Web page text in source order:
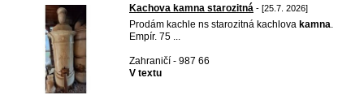
Kachova kamna starozitná - [25.7. 2026]
Prodám kachle ns starozitná kachlova kamna.
Empír. 75 ...
Zahraničí - 987 66
V textu